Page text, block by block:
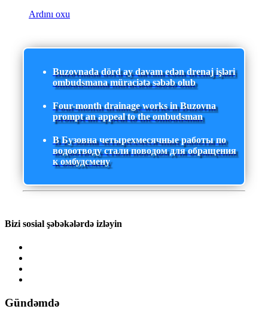
Ardını oxu
Buzovnada dörd ay davam edən drenaj işləri
ombudsmana müraciətə səbəb olub
Four-month drainage works in Buzovna
prompt an appeal to the ombudsman
В Бузовна четырехмесячные работы по
водоотводу стали поводом для обращения
к омбудсмену
Bizi sosial şəbəkələrdə izləyin
Gündəmdə